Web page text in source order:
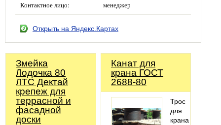
Контактное лицо: менеджер
Открыть на Яндекс.Картах
Змейка
Лодочка 80
ЛТС Дектай
крепеж для
террасной и
фасадной
доски
Канат для
крана ГОСТ
2688-80
Трос
для
крана